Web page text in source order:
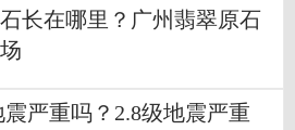
长在哪里？广州翡翠原石
震严重吗？2.8级地震严重